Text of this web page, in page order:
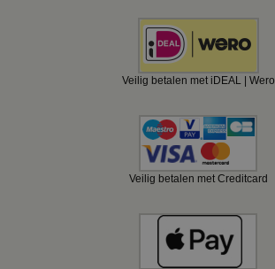
Veilig betalen met iDEAL | Wero
Veilig betalen met Creditcard